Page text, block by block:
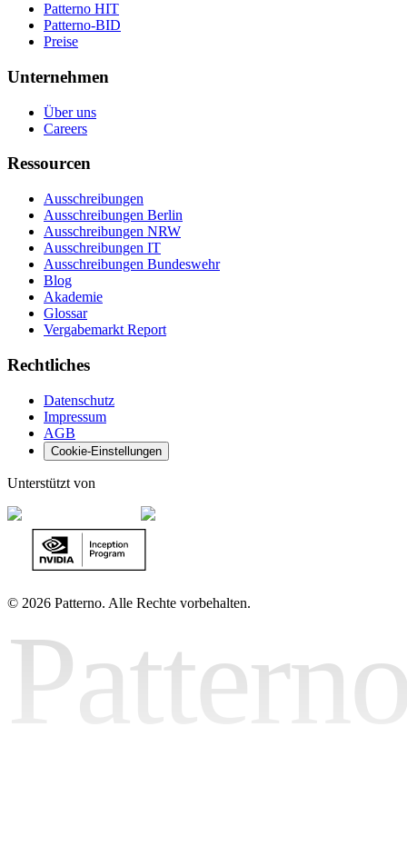
Patterno HIT
Patterno-BID
Preise
Unternehmen
Über uns
Careers
Ressourcen
Ausschreibungen
Ausschreibungen Berlin
Ausschreibungen NRW
Ausschreibungen IT
Ausschreibungen Bundeswehr
Blog
Akademie
Glossar
Vergabemarkt Report
Rechtliches
Datenschutz
Impressum
AGB
Cookie-Einstellungen
Unterstützt von
© 2026 Patterno. Alle Rechte vorbehalten.